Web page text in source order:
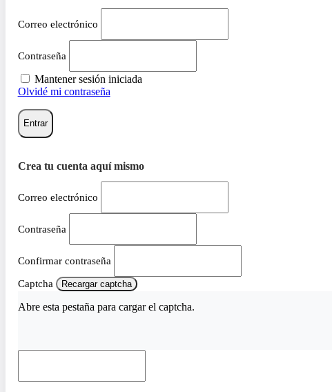
Correo electrónico
Contraseña
Mantener sesión iniciada
Olvidé mi contraseña
Entrar
Crea tu cuenta aquí mismo
Correo electrónico
Contraseña
Confirmar contraseña
Captcha Recargar captcha
Abre esta pestaña para cargar el captcha.